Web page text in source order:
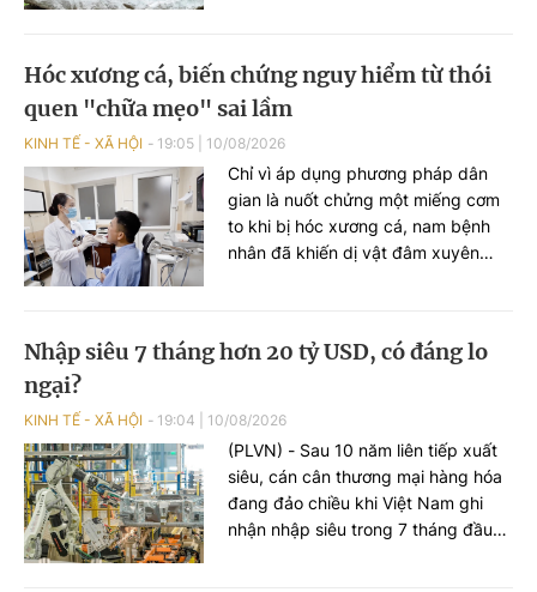
Hóc xương cá, biến chứng nguy hiểm từ thói
quen "chữa mẹo" sai lầm
KINH TẾ - XÃ HỘI 19:05 10/08/2026
Chỉ vì áp dụng phương pháp dân
gian là nuốt chửng một miếng cơm
to khi bị hóc xương cá, nam bệnh
nhân đã khiến dị vật đâm xuyên
Nhập siêu 7 tháng hơn 20 tỷ USD, có đáng lo
ngại?
KINH TẾ - XÃ HỘI 19:04 10/08/2026
(PLVN) - Sau 10 năm liên tiếp xuất
siêu, cán cân thương mại hàng hóa
đang đảo chiều khi Việt Nam ghi
nhận nhập siêu trong 7 tháng đầu